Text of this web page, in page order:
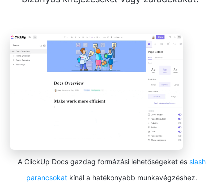
A ClickUp Docs gazdag formázási lehetőségeket és slash
parancsokatkínál a hatékonyabb munkavégzéshez.